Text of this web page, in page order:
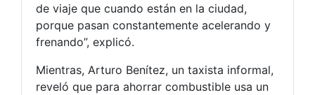
de viaje que cuando están en la ciudad,
porque pasan constantemente acelerando y
frenando”, explicó.
Mientras, Arturo Benítez, un taxista informal,
reveló que para ahorrar combustible usa un